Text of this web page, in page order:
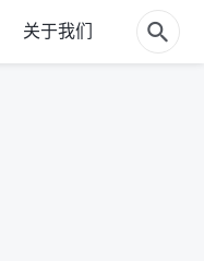
关于我们